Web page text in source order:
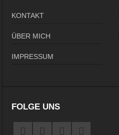
KONTAKT
ÜBER MICH
IMPRESSUM
FOLGE UNS